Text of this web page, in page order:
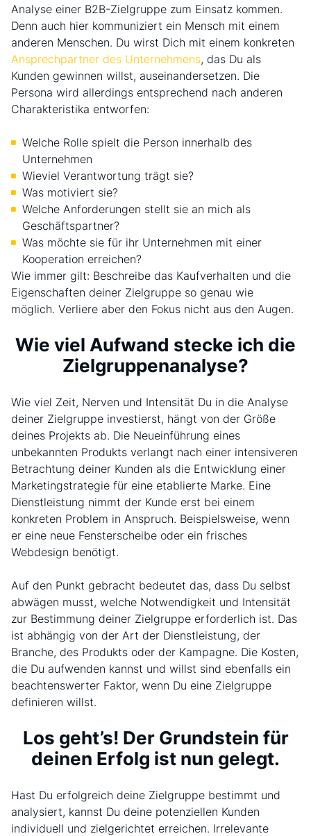
Analyse einer B2B-Zielgruppe zum Einsatz kommen.
Denn auch hier kommuniziert ein Mensch mit einem
anderen Menschen. Du wirst Dich mit einem konkreten
Ansprechpartner des Unternehmens, das Du als
Kunden gewinnen willst, auseinandersetzen. Die
Persona wird allerdings entsprechend nach anderen
Charakteristika entworfen:
Welche Rolle spielt die Person innerhalb des
Unternehmen
Wieviel Verantwortung trägt sie?
Was motiviert sie?
Welche Anforderungen stellt sie an mich als
Geschäftspartner?
Was möchte sie für ihr Unternehmen mit einer
Kooperation erreichen?
Wie immer gilt: Beschreibe das Kaufverhalten und die
Eigenschaften deiner Zielgruppe so genau wie
möglich. Verliere aber den Fokus nicht aus den Augen.
Wie viel Aufwand stecke ich die
Zielgruppenanalyse?
Wie viel Zeit, Nerven und Intensität Du in die Analyse
deiner Zielgruppe investierst, hängt von der Größe
deines Projekts ab. Die Neueinführung eines
unbekannten Produkts verlangt nach einer intensiveren
Betrachtung deiner Kunden als die Entwicklung einer
Marketingstrategie für eine etablierte Marke. Eine
Dienstleistung nimmt der Kunde erst bei einem
konkreten Problem in Anspruch. Beispielsweise, wenn
er eine neue Fensterscheibe oder ein frisches
Webdesign benötigt.
Auf den Punkt gebracht bedeutet das, dass Du selbst
abwägen musst, welche Notwendigkeit und Intensität
zur Bestimmung deiner Zielgruppe erforderlich ist. Das
ist abhängig von der Art der Dienstleistung, der
Branche, des Produkts oder der Kampagne. Die Kosten,
die Du aufwenden kannst und willst sind ebenfalls ein
beachtenswerter Faktor, wenn Du eine Zielgruppe
definieren willst.
Los geht’s! Der Grundstein für
deinen Erfolg ist nun gelegt.
Hast Du erfolgreich deine Zielgruppe bestimmt und
analysiert, kannst Du deine potenziellen Kunden
individuell und zielgerichtet erreichen. Irrelevante